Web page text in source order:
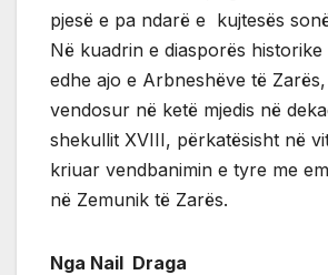
pjesë e pa ndarë e kujtesës
Në kuadrin e diasporës historike
edhe ajo e Arbneshëve të
vendosur në ketë mjedis në
shekullit XVIII, përkatësisht në
kriuar vendbanimin e tyre me
në Zemunik të Zarës.
Nga Nail Draga